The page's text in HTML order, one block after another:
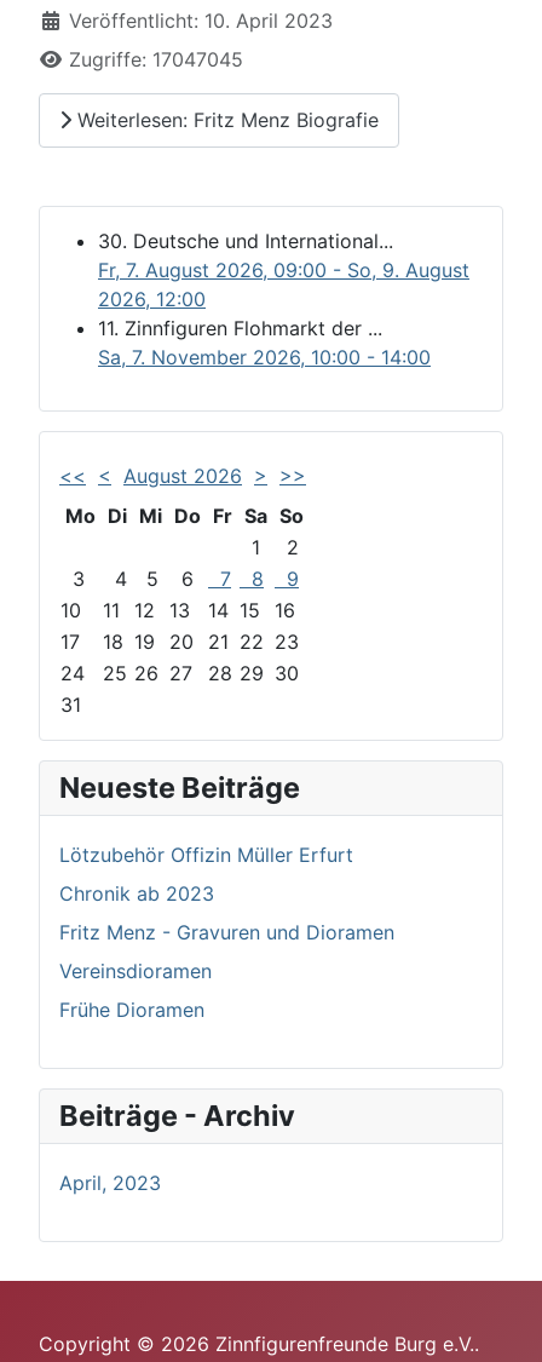
Details
Veröffentlicht: 10. April 2023
Zugriffe: 17047045
Weiterlesen: Fritz Menz Biografie
30. Deutsche und International...
Fr, 7. August 2026, 09:00 - So, 9. August
2026, 12:00
11. Zinnfiguren Flohmarkt der ...
Sa, 7. November 2026, 10:00 - 14:00
<< < August 2026 >
>>
Mo Di Mi Do Fr Sa So
1
2
3
4 5 6 7 8
9
10
11 12 13 14 15
16
17
18 19 20 21 22 23
24
25 26 27 28 29 30
31
Neueste Beiträge
Lötzubehör Offizin Müller Erfurt
Chronik ab 2023
Fritz Menz - Gravuren und Dioramen
Vereinsdioramen
Frühe Dioramen
Beiträge - Archiv
April, 2023
Copyright © 2026 Zinnfigurenfreunde Burg e.V..